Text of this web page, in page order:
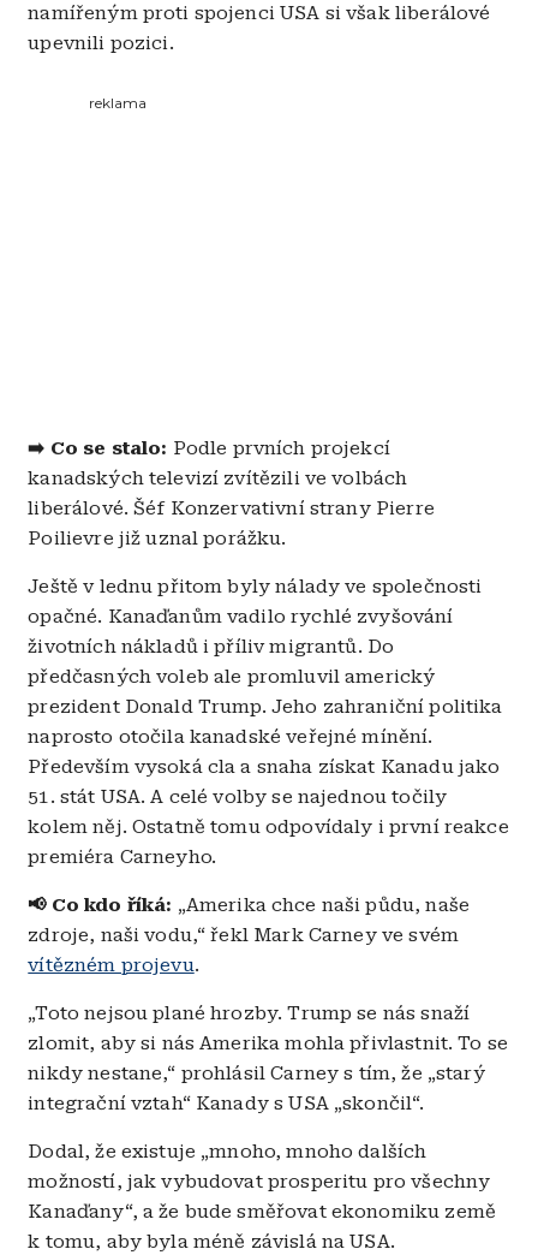
namířeným proti spojenci USA si však liberálové
upevnili pozici.
reklama
➡️ Co se stalo: Podle prvních projekcí
kanadských televizí zvítězili ve volbách
liberálové. Šéf Konzervativní strany Pierre
Poilievre již uznal porážku.
Ještě v lednu přitom byly nálady ve společnosti
opačné. Kanaďanům vadilo rychlé zvyšování
životních nákladů i příliv migrantů. Do
předčasných voleb ale promluvil americký
prezident Donald Trump. Jeho zahraniční politika
naprosto otočila kanadské veřejné mínění.
Především vysoká cla a snaha získat Kanadu jako
51. stát USA. A celé volby se najednou točily
kolem něj. Ostatně tomu odpovídaly i první reakce
premiéra Carneyho.
📢 Co kdo říká: „Amerika chce naši půdu, naše
zdroje, naši vodu,“ řekl Mark Carney ve svém
vítězném projevu.
„Toto nejsou plané hrozby. Trump se nás snaží
zlomit, aby si nás Amerika mohla přivlastnit. To se
nikdy nestane,“ prohlásil Carney s tím, že „starý
integrační vztah“ Kanady s USA „skončil“.
Dodal, že existuje „mnoho, mnoho dalších
možností, jak vybudovat prosperitu pro všechny
Kanaďany“, a že bude směřovat ekonomiku země
k tomu, aby byla méně závislá na USA.